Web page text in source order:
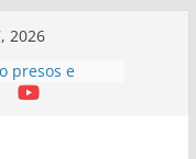
2026
presos e
é